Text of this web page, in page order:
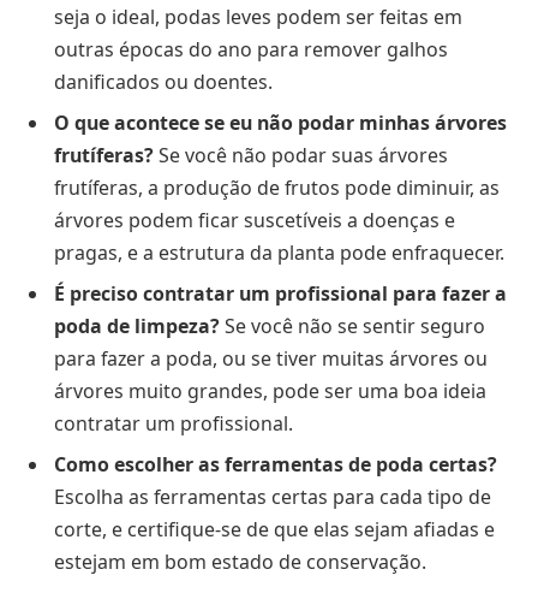
seja o ideal, podas leves podem ser feitas em
outras épocas do ano para remover galhos
danificados ou doentes.
O que acontece se eu não podar minhas árvores
frutíferas?Se você não podar suas árvores
frutíferas, a produção de frutos pode diminuir, as
árvores podem ficar suscetíveis a doenças e
pragas, e a estrutura da planta pode enfraquecer.
É preciso contratar um profissional para fazer a
poda de limpeza?Se você não se sentir seguro
para fazer a poda, ou se tiver muitas árvores ou
árvores muito grandes, pode ser uma boa ideia
contratar um profissional.
Como escolher as ferramentas de poda certas?
Escolha as ferramentas certas para cada tipo de
corte, e certifique-se de que elas sejam afiadas e
estejam em bom estado de conservação.